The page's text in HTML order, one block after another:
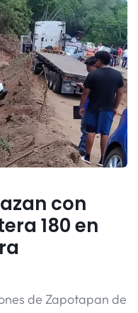
con
180 en
de Zapotapan de